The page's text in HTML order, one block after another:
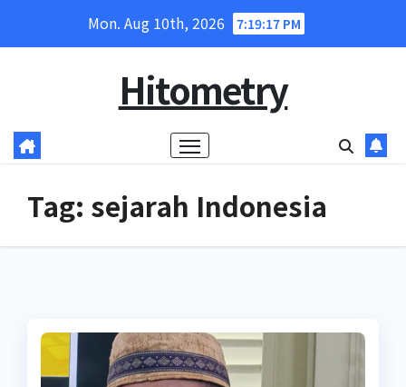
Mon. Aug 10th, 2026 7:19:17 PM
Hitometry
Tag: sejarah Indonesia